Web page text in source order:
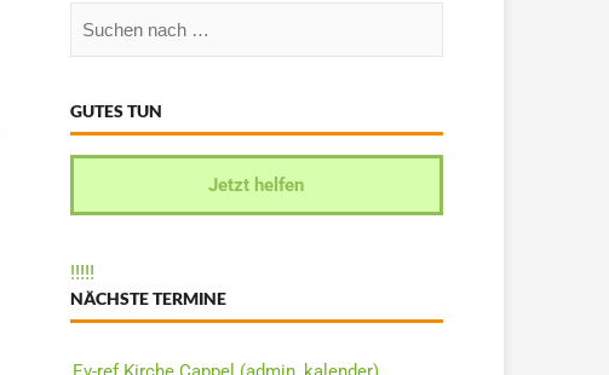
GUTES TUN
Jetzt helfen
!!!!!
NÄCHSTE TERMINE